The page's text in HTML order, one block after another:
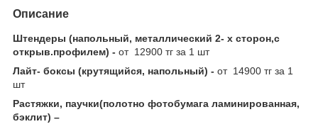
Описание
Штендеры (напольный, металлический 2- х сторон,с
открыв.профилем) - от 12900 тг за 1 шт
Лайт- боксы (крутящийся, напольный) - от 14900 тг за 1
шт
Растяжки, паучки(полотно фотобумага ламинированная,
бэклит) –